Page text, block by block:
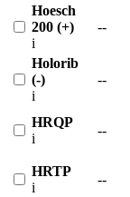
Hoesch
200 (+)
i
--
Holorib
(-)
i
--
HRQP
i
--
HRTP
i
--